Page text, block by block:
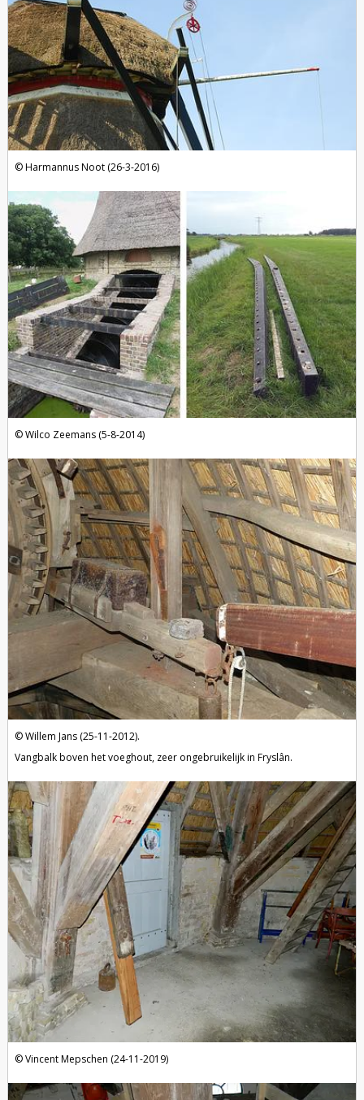
Harmannus Noot (26-3-2016)
Wilco Zeemans (5-8-2014)
Willem Jans (25-11-2012).
Vangbalk boven het voeghout, zeer ongebruikelijk in Fryslân.
Vincent Mepschen (24-11-2019)